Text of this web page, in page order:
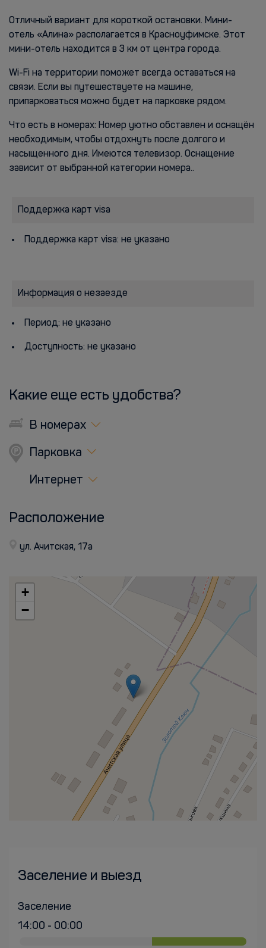
Отличный вариант для короткой остановки. Мини-
отель «Алина» располагается в Красноуфимске. Этот
мини-отель находится в 3 км от центра города.
Wi-Fi на территории поможет всегда оставаться на
связи. Если вы путешествуете на машине,
припарковаться можно будет на парковке рядом.
Что есть в номерах: Номер уютно обставлен и оснащён
необходимым, чтобы отдохнуть после долгого и
насыщенного дня. Имеются телевизор. Оснащение
зависит от выбранной категории номера..
Поддержка карт visa
Поддержка карт visa: не указано
Информация о незаезде
Период: не указано
Доступность: не указано
Какие еще есть удобства?
В номерах
Парковка
Интернет
Расположение
ул. Ачитская, 17а
+
−
Заселение и выезд
Заселение
14:00 - 00:00